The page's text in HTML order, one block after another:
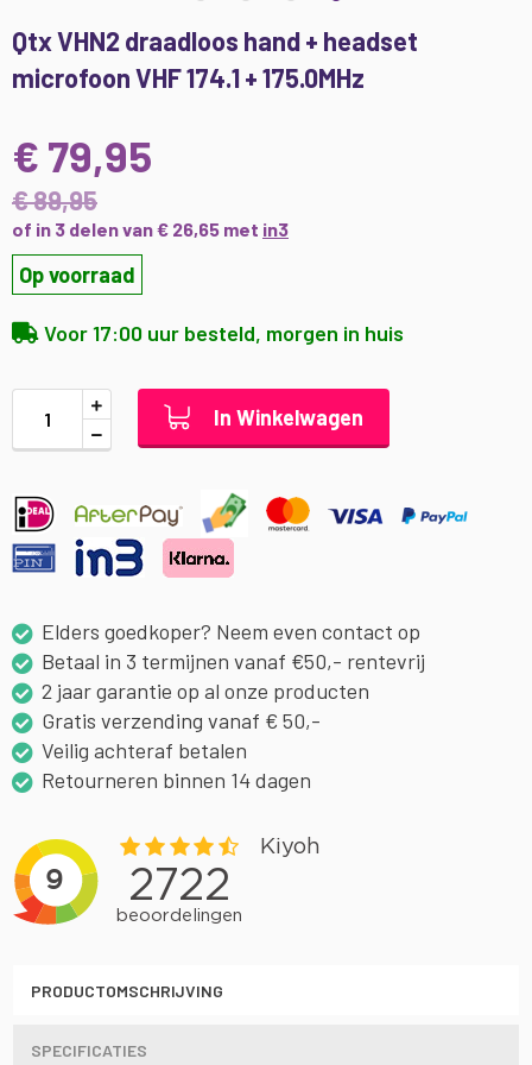
Qtx VHN2 draadloos hand + headset
microfoon VHF 174.1 + 175.0MHz
€ 79,95
€ 89,95
of in 3 delen van € 26,65 met in3
Op voorraad
Voor 17:00 uur besteld, morgen in huis
In Winkelwagen
Elders goedkoper? Neem even contact op
Betaal in 3 termijnen vanaf €50,- rentevrij
2 jaar garantie op al onze producten
Gratis verzending vanaf € 50,-
Veilig achteraf betalen
Retourneren binnen 14 dagen
naar
het
de
afbeeldingen-
gallerij
PRODUCTOMSCHRIJVING
SPECIFICATIES